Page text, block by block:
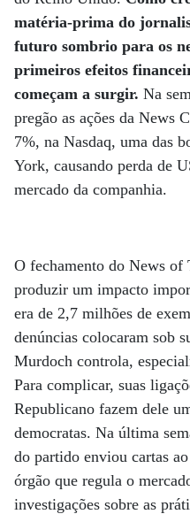
matéria-prima do
futuro sombrio para os
primeiros efeitos
começam a surgir. Na
pregão as ações da News
7%, na Nasdaq, uma das
York, causando perda de
mercado da companhia.
O fechamento do News of
produzir um impacto
era de 2,7 milhões de
denúncias colocaram sob
Murdoch controla,
Para complicar, suas
Republicano fazem dele
democratas. Na última
do partido enviou cartas
órgão que regula o
investigações sobre as